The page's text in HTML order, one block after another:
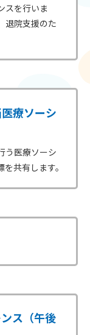
スを行いま
退院支援のた
療ソーシ
う医療ソーシ
共有します。
ス（午後